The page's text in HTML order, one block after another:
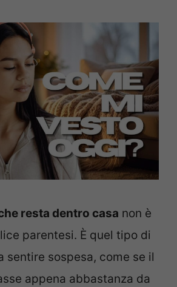
resta dentro casa non è
parentesi. È quel tipo di
sentire sospesa, come se il
appena abbastanza da